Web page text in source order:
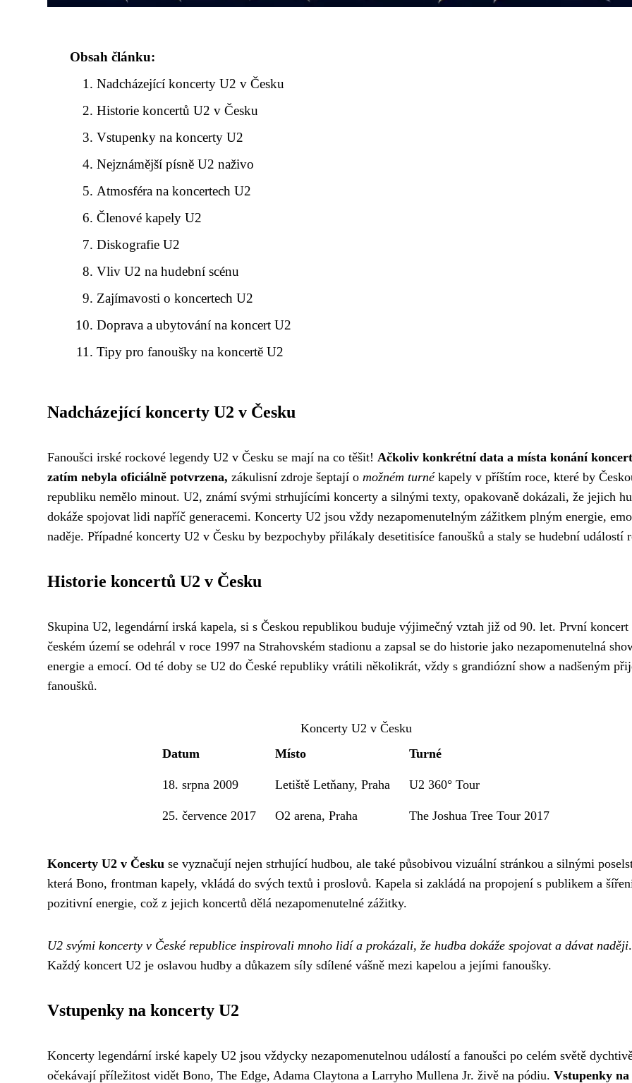
Obsah článku:
Nadcházející koncerty U2 v Česku
Historie koncertů U2 v Česku
Vstupenky na koncerty U2
Nejznámější písně U2 naživo
Atmosféra na koncertech U2
Členové kapely U2
Diskografie U2
Vliv U2 na hudební scénu
Zajímavosti o koncertech U2
Doprava a ubytování na koncert U2
Tipy pro fanoušky na koncertě U2
Nadcházející koncerty U2 v Česku
Fanoušci irské rockové legendy U2 v Česku se mají na co těšit! Ačkoliv konkrétní data a místa konání
zatím nebyla oficiálně potvrzena, zákulisní zdroje šeptají o možném turnékapely v příštím roce, které by
republiku nemělo minout. U2, známí svými strhujícími koncerty a silnými texty, opakovaně dokázali, že jejich
dokáže spojovat lidi napříč generacemi. Koncerty U2 jsou vždy nezapomenutelným zážitkem plným energie,
naděje. Případné koncerty U2 v Česku by bezpochyby přilákaly desetitisíce fanoušků a staly se hudební událostí
Historie koncertů U2 v Česku
Skupina U2, legendární irská kapela, si s Českou republikou buduje výjimečný vztah již od 90. let. První koncert
českém území se odehrál v roce 1997 na Strahovském stadionu a zapsal se do historie jako nezapomenutelná
energie a emocí. Od té doby se U2 do České republiky vrátili několikrát, vždy s grandiózní show a nadšeným
fanoušků.
Koncerty U2 v Česku
Datum
Místo Turné
18. srpna 2009 Letiště Letňany, Praha U2 360° Tour
25. července 2017 O2 arena, Praha The Joshua Tree Tour 2017
Koncerty U2 v Česku se vyznačují nejen strhující hudbou, ale také působivou vizuální stránkou a silnými
která Bono, frontman kapely, vkládá do svých textů i proslovů. Kapela si zakládá na propojení s publikem a
pozitivní energie, což z jejich koncertů dělá nezapomenutelné zážitky.
U2 svými koncerty v České republice inspirovali mnoho lidí a prokázali, že hudba dokáže spojovat a dávat naději.
Každý koncert U2 je oslavou hudby a důkazem síly sdílené vášně mezi kapelou a jejími fanoušky.
Vstupenky na koncerty U2
Koncerty legendární irské kapely U2 jsou vždycky nezapomenutelnou událostí a fanoušci po celém světě
očekávají příležitost vidět Bono, The Edge, Adama Claytona a Larryho Mullena Jr. živě na pódiu. Vstupenky na